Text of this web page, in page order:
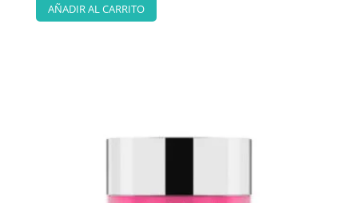
AÑADIR AL CARRITO